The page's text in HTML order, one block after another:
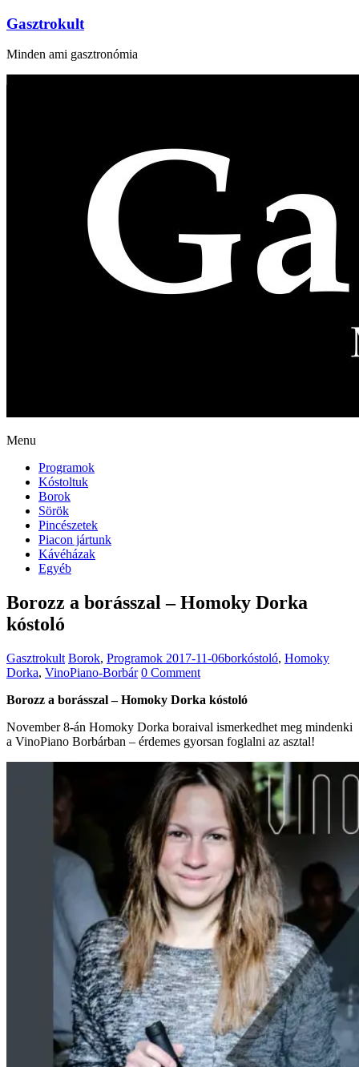
Gasztrokult
Minden ami gasztronómia
Menu
Programok
Kóstoltuk
Borok
Sörök
Pincészetek
Piacon jártunk
Kávéházak
Egyéb
Borozz a borásszal – Homoky Dorka
kóstoló
Gasztrokult Borok, Programok 2017-11-06borkóstoló, Homoky
Dorka, VinoPiano-Borbár 0 Comment
Borozz a borásszal – Homoky Dorka kóstoló
November 8-án Homoky Dorka boraival ismerkedhet meg mindenki
a VinoPiano Borbárban – érdemes gyorsan foglalni az asztal!